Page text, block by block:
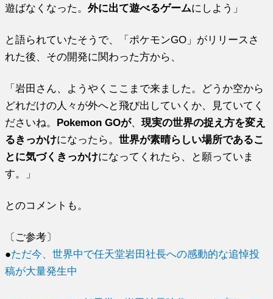
遊ばなくなった。外に出て遊べるゲームにしよう」
と語られていたそうで、「ポケモンGO」がリリースさ
れた後、その開発に関わった方から、
「岩田さん、ようやくここまで来ました。どうか空から
どれだけの人々が外へと飛び出していくか、見ていてく
ださいね。
Pokemon GOが、現実の世界の捉え方を変え
るきっかけになったら。世界が素晴らしい場所であるこ
とに気づくきっかけになってくれたら、と願っていま
す。」
とのコメントも。
〔ご参考〕
●ただ今、世界中で任天堂岩田社長への感動的な追悼投
稿が大量発生中